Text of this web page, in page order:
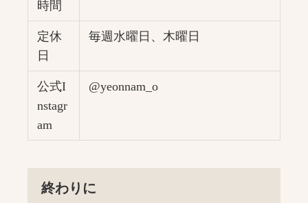
時間
定休
日
毎週水曜日、木曜日
公式I
nstagr
am
@yeonnam_o
終わりに